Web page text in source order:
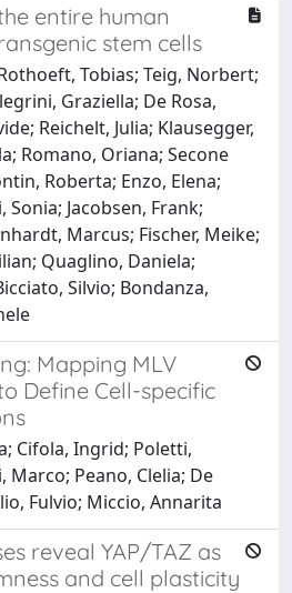
entire human
stem cells
Tobias; Teig, Norbert;
Graziella; De Rosa,
Reichelt, Julia; Klausegger,
Romano, Oriana; Secone
Roberta; Enzo, Elena;
Sonia; Jacobsen, Frank;
Marcus; Fischer, Meike;
Quaglino, Daniela;
Silvio; Bondanza,
Mapping MLV
Define Cell-specific
Cifola, Ingrid; Poletti,
Marco; Peano, Clelia; De
Fulvio; Miccio, Annarita
reveal YAP/TAZ as
and cell plasticity